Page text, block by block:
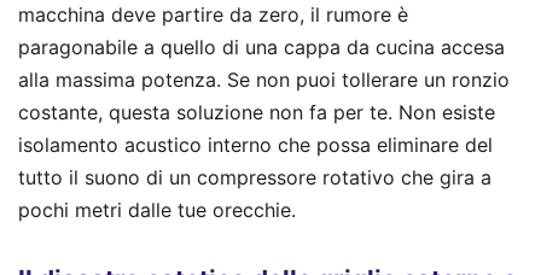
macchina deve partire da zero, il rumore è
paragonabile a quello di una cappa da cucina accesa
alla massima potenza. Se non puoi tollerare un ronzio
costante, questa soluzione non fa per te. Non esiste
isolamento acustico interno che possa eliminare del
tutto il suono di un compressore rotativo che gira a
pochi metri dalle tue orecchie.